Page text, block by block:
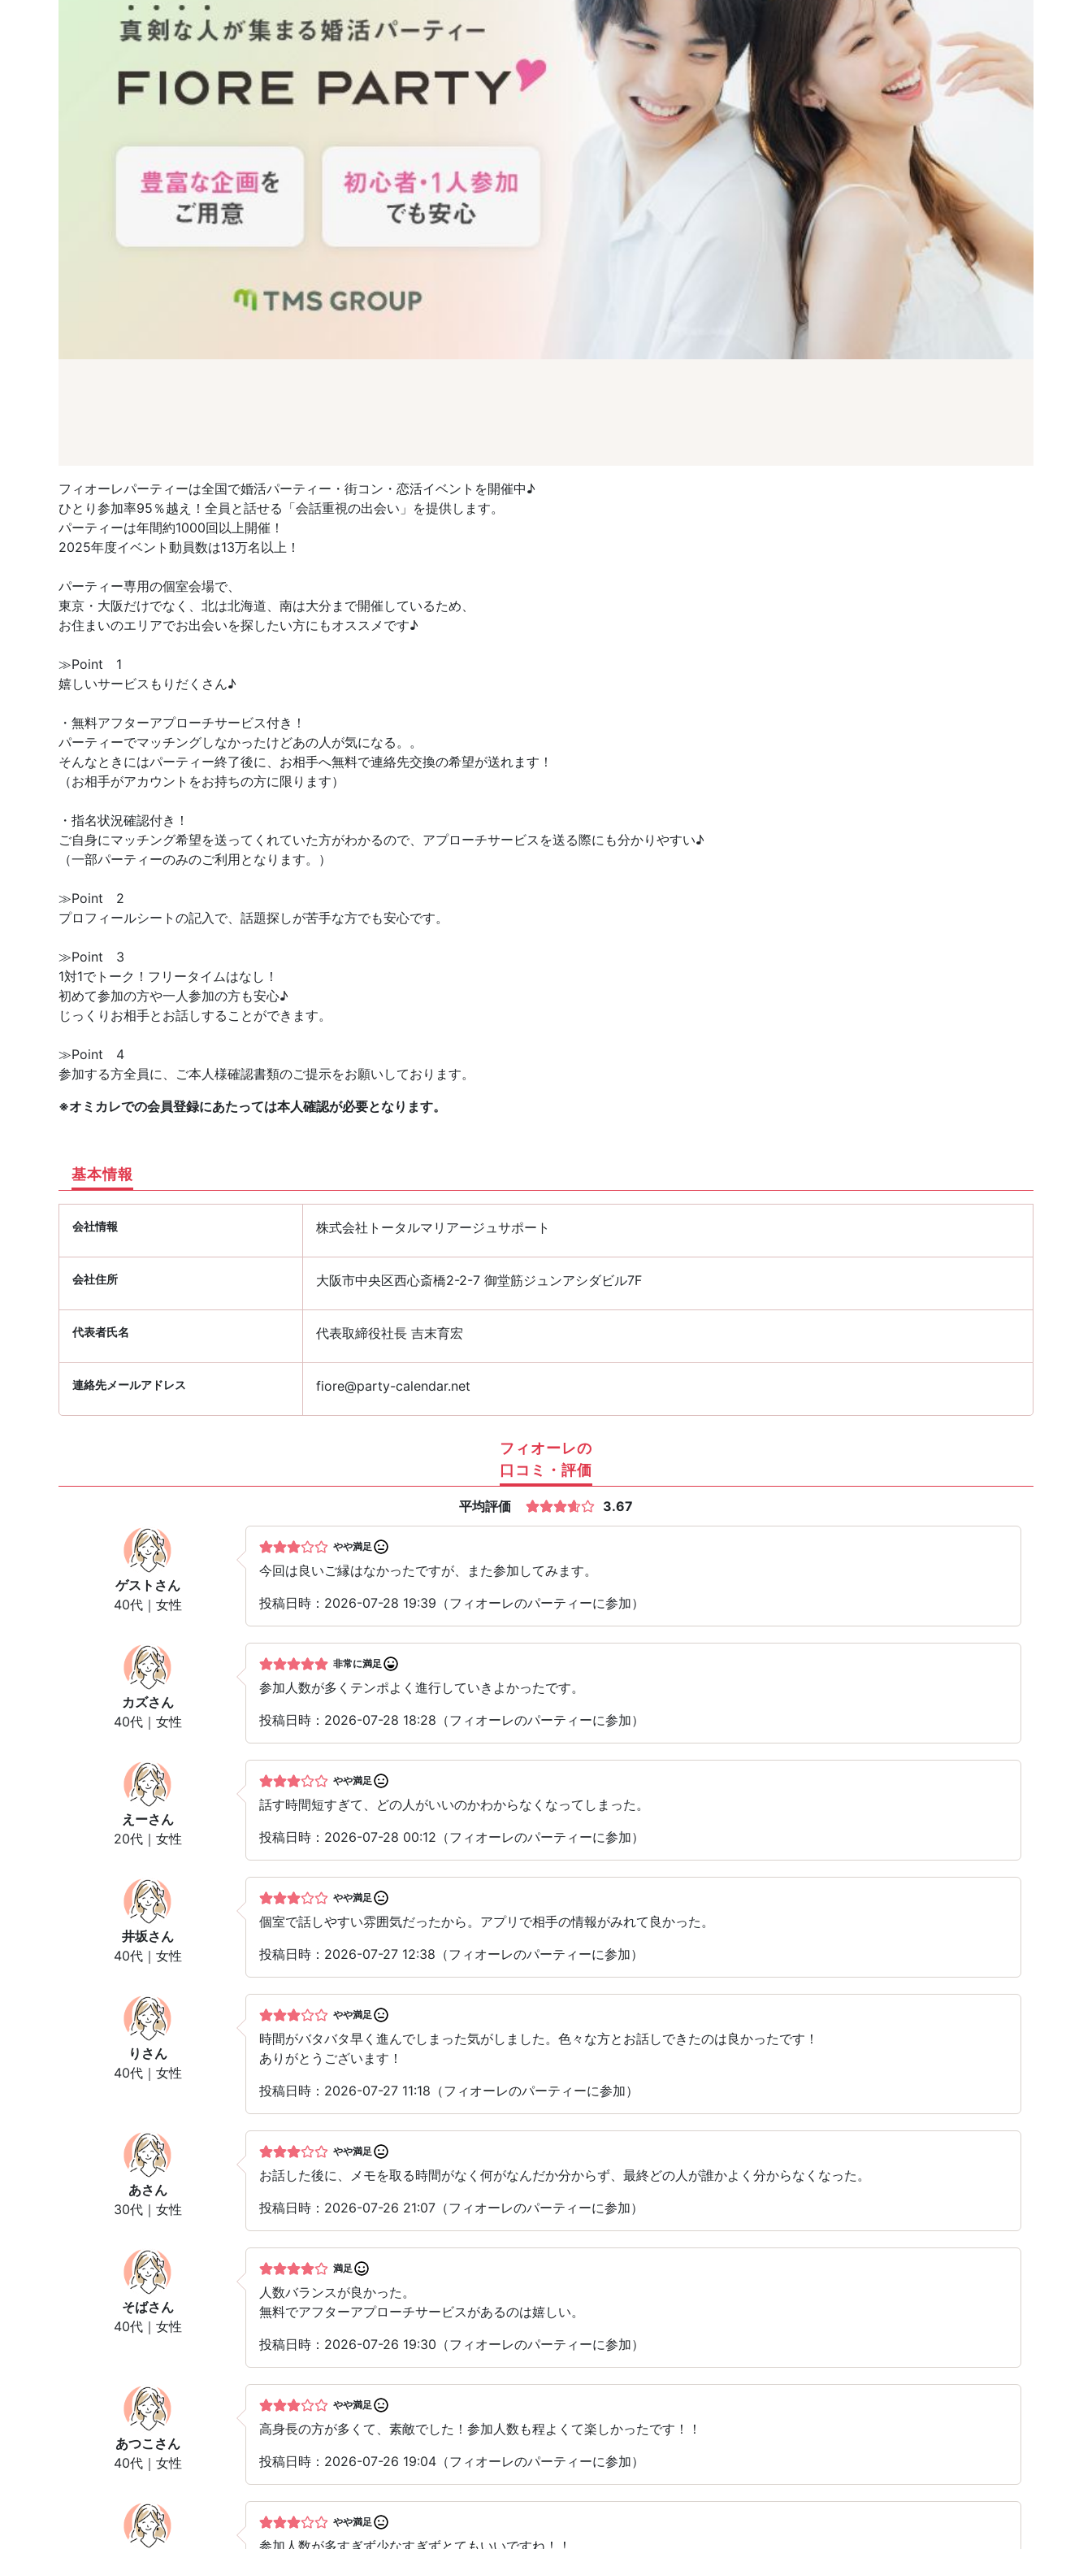
フィオーレパーティーは全国で婚活パーティー・街コン・恋活イベントを開催中♪
ひとり参加率95％越え！全員と話せる「会話重視の出会い」を提供します。
パーティーは年間約1000回以上開催！
2025年度イベント動員数は13万名以上！
パーティー専用の個室会場で、
東京・大阪だけでなく、北は北海道、南は大分まで開催しているため、
お住まいのエリアでお出会いを探したい方にもオススメです♪
≫Point 1
嬉しいサービスもりだくさん♪
・無料アフターアプローチサービス付き！
パーティーでマッチングしなかったけどあの人が気になる。。
そんなときにはパーティー終了後に、お相手へ無料で連絡先交換の希望が送れます！
（お相手がアカウントをお持ちの方に限ります）
・指名状況確認付き！
ご自身にマッチング希望を送ってくれていた方がわかるので、アプローチサービスを送る際にも分かりやすい♪
（一部パーティーのみのご利用となります。）
≫Point 2
プロフィールシートの記入で、話題探しが苦手な方でも安心です。
≫Point 3
1対1でトーク！フリータイムはなし！
初めて参加の方や一人参加の方も安心♪
じっくりお相手とお話しすることができます。
≫Point 4
参加する方全員に、ご本人様確認書類のご提示をお願いしております。
※オミカレでの会員登録にあたっては本人確認が必要となります。
基本情報
会社情報 株式会社トータルマリアージュサポート
会社住所 大阪市中央区西心斎橋2-2-7 御堂筋ジュンアシダビル7F
代表者氏名 代表取締役社長 吉末育宏
連絡先メールアドレス fiore@party-calendar.net
フィオーレの
口コミ・評価
平均評価 3.67
ゲスト さん
40代｜女性
やや満足
今回は良いご縁はなかったですが、また参加してみます。
投稿日時：2026-07-28 19:39（フィオーレのパーティーに参加）
カズさん
40代｜女性
非常に満足
参加人数が多くテンポよく進行していきよかったです。
投稿日時：2026-07-28 18:28（フィオーレのパーティーに参加）
えーさん
20代｜女性
やや満足
話す時間短すぎて、どの人がいいのかわからなくなってしまった。
投稿日時：2026-07-28 00:12（フィオーレのパーティーに参加）
井坂さん
40代｜女性
やや満足
個室で話しやすい雰囲気だったから。アプリで相手の情報がみれて良かった。
投稿日時：2026-07-27 12:38（フィオーレのパーティーに参加）
り さん
40代｜女性
やや満足
時間がバタバタ早く進んでしまった気がしました。色々な方とお話しできたのは良かったです！
ありがとうございます！
投稿日時：2026-07-27 11:18（フィオーレのパーティーに参加）
あさん
30代｜女性
やや満足
お話した後に、メモを取る時間がなく何がなんだか分からず、最終どの人が誰かよく分からなくなった。
投稿日時：2026-07-26 21:07（フィオーレのパーティーに参加）
そばさん
40代｜女性
満足
人数バランスが良かった。
無料でアフターアプローチサービスがあるのは嬉しい。
投稿日時：2026-07-26 19:30（フィオーレのパーティーに参加）
あつこ さん
40代｜女性
やや満足
高身長の方が多くて、素敵でした！参加人数も程よくて楽しかったです！！
投稿日時：2026-07-26 19:04（フィオーレのパーティーに参加）
やや満足
参加人数が多すぎず少なすぎずとてもいいですね！！